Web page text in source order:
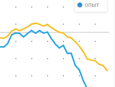
опыт